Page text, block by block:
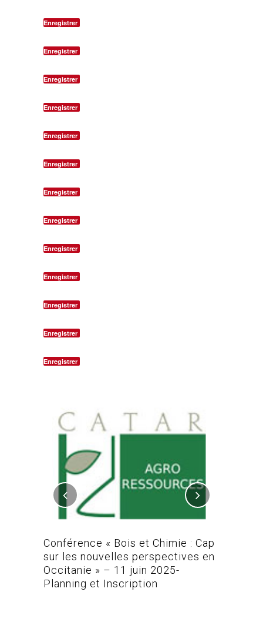
Enregistrer
Enregistrer
Enregistrer
Enregistrer
Enregistrer
Enregistrer
Enregistrer
Enregistrer
Enregistrer
Enregistrer
Enregistrer
Enregistrer
Enregistrer
Conférence « Bois et Chimie : Cap
sur les nouvelles perspectives en
Occitanie » – 11 juin 2025-
Planning et Inscription